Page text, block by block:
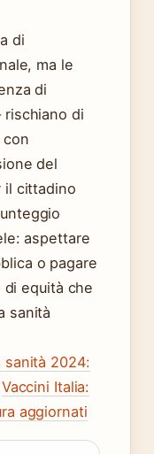
di
ma le
di
rischiano di
del
il cittadino
aspettare
o pagare
equità che
sanità
sanità 2024:
Vaccini Italia:
aggiornati